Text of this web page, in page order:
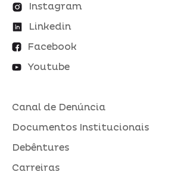
Instagram
Linkedin
Facebook
Youtube
Canal de Denúncia
Documentos Institucionais
Debêntures
Carreiras